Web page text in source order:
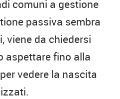
comuni a gestione
passiva sembra
viene da chiedersi
aspettare fino alla
vedere la nascita